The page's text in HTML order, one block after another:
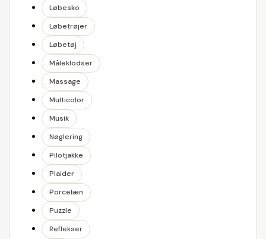
Løbesko
Løbetrøjer
Løbetøj
Måleklodser
Massage
Multicolor
Musik
Nøglering
Pilotjakke
Plaider
Porcelæn
Puzzle
Reflekser